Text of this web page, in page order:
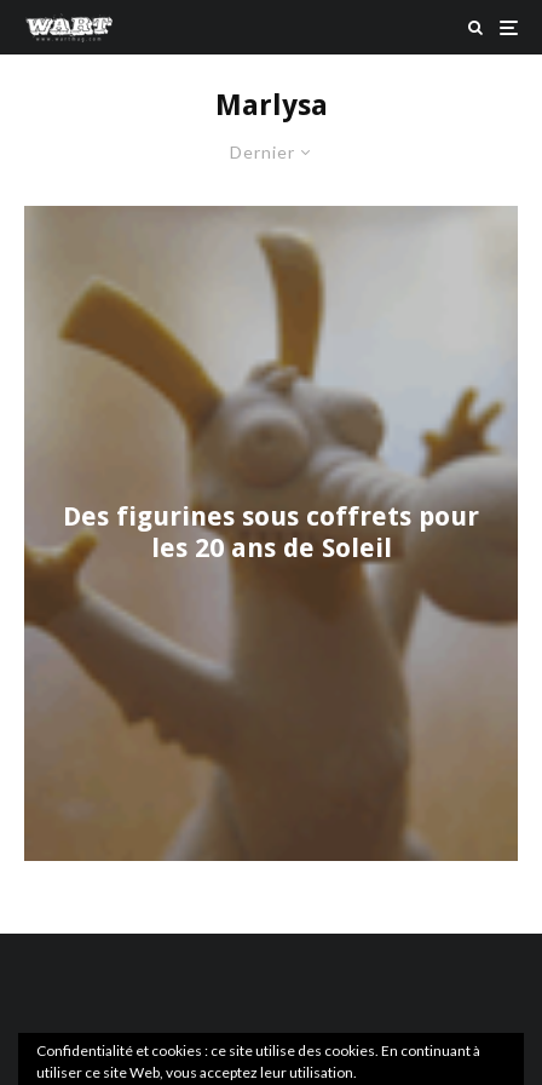
Marlysa
Dernier
Des figurines sous coffrets pour
les 20 ans de Soleil
Confidentialité et cookies : ce site utilise des cookies. En continuant à
utiliser ce site Web, vous acceptez leur utilisation.